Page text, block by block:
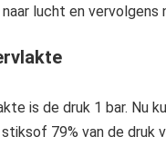
lucht en vervolgens
is de druk 1 bar. Nu
79% van de druk